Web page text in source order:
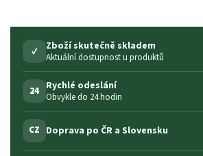
✓ Zboží skutečně skladem
Aktuální dostupnost u produktů
24 Rychlé odeslání
Obvykle do 24 hodin
CZ Doprava po ČR a Slovensku